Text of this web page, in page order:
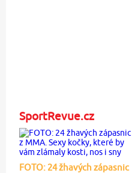
SportRevue.cz
FOTO: 24 žhavých zápasnic